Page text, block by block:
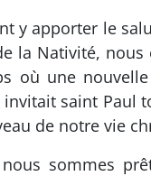
y apporter le
la Nativité, nous
où une
saint Paul
de notre vie
sommes